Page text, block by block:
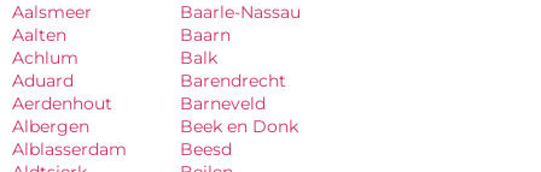
Aalsmeer
Aalten
Achlum
Aduard
Aerdenhout
Albergen
Alblasserdam
Baarle-Nassau
Baarn
Balk
Barendrecht
Barneveld
Beek en Donk
Beesd